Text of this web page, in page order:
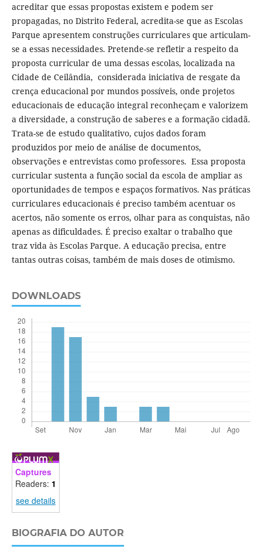
acreditar que essas propostas existem e podem ser
propagadas, no Distrito Federal, acredita-se que as Escolas
Parque apresentem construções curriculares que articulam-
se a essas necessidades. Pretende-se refletir a respeito da
proposta curricular de uma dessas escolas, localizada na
Cidade de Ceilândia, considerada iniciativa de resgate da
crença educacional por mundos possíveis, onde projetos
educacionais de educação integral reconheçam e valorizem
a diversidade, a construção de saberes e a formação cidadã.
Trata-se de estudo qualitativo, cujos dados foram
produzidos por meio de análise de documentos,
observações e entrevistas como professores. Essa proposta
curricular sustenta a função social da escola de ampliar as
oportunidades de tempos e espaços formativos. Nas práticas
curriculares educacionais é preciso também acentuar os
acertos, não somente os erros, olhar para as conquistas, não
apenas as dificuldades. É preciso exaltar o trabalho que
traz vida às Escolas Parque. A educação precisa, entre
tantas outras coisas, também de mais doses de otimismo.
DOWNLOADS
Captures
Readers: 1
see details
BIOGRAFIA DO AUTOR